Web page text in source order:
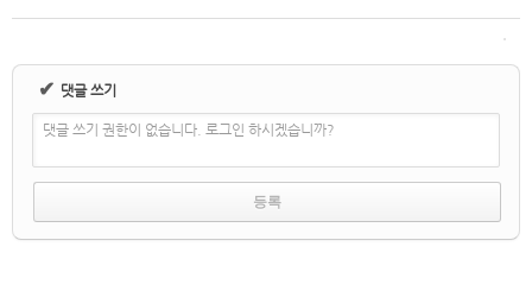
✔ 댓글 쓰기
댓글 쓰기 권한이 없습니다. 로그인 하시겠습니까?